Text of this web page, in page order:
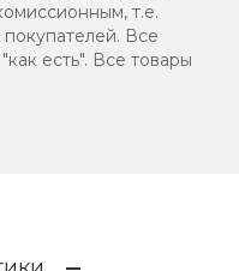
т.е.
Все
есть". Все товары